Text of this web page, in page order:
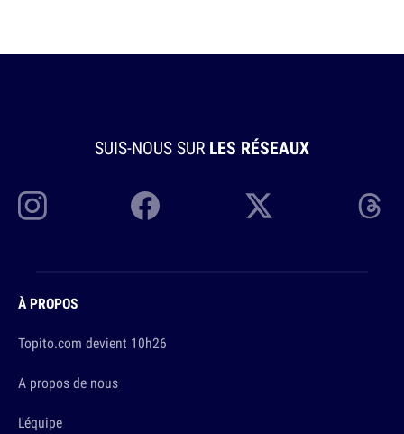
SUIS-NOUS SUR LES RÉSEAUX
À PROPOS
Topito.com devient 10h26
A propos de nous
L'équipe